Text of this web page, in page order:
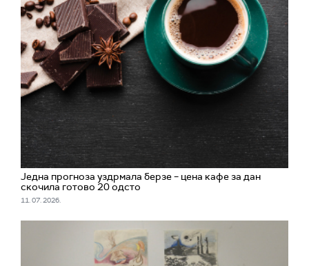
Једна прогноза уздрмала берзе – цена кафе за дан
скочила готово 20 одсто
11. 07. 2026.